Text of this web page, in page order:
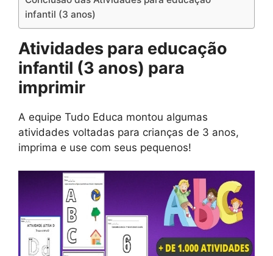
infantil (3 anos)
Atividades para educação
infantil (3 anos) para
imprimir
A equipe Tudo Educa montou algumas
atividades voltadas para crianças de 3 anos,
imprima e use com seus pequenos!